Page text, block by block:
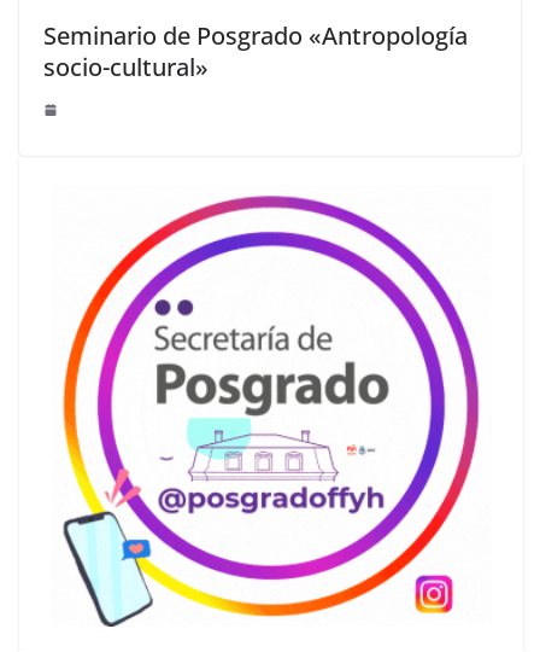
Seminario de Posgrado «Antropología
socio-cultural»